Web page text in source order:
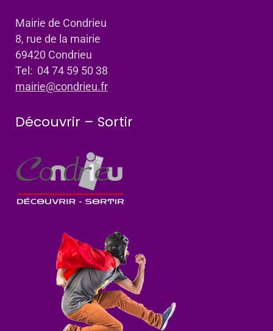
Mairie de Condrieu
8, rue de la mairie
69420 Condrieu
Tel: 04 74 59 50 38
mairie@condrieu.fr
Découvrir – Sortir